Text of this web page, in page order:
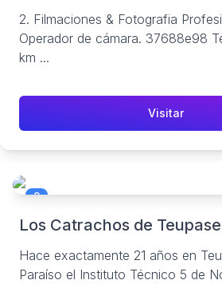
2. Filmaciones & Fotografia
Operador de cámara. 37688e98
km ...
Visitar
3
Los Catrachos de
Hace exactamente 21 años en
Paraíso el Instituto Técnico 5 de